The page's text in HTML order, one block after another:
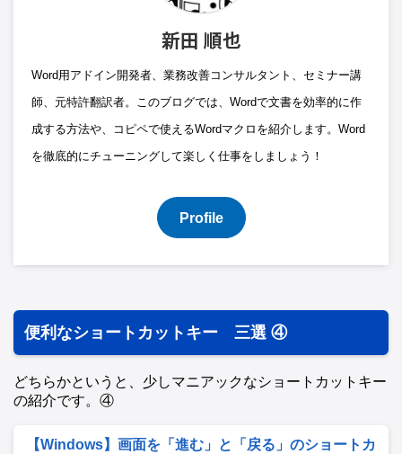
新田 順也
Word用アドイン開発者、業務改善コンサルタント、セミナー講
師、元特許翻訳者。このブログでは、Wordで文書を効率的に作
成する方法や、コピペで使えるWordマクロを紹介します。Word
を徹底的にチューニングして楽しく仕事をしましょう！
Profile
便利なショートカットキー 三選 ④
どちらかというと、少しマニアックなショートカットキー
の紹介です。④
【Windows】画面を「進む」と「戻る」のショートカ